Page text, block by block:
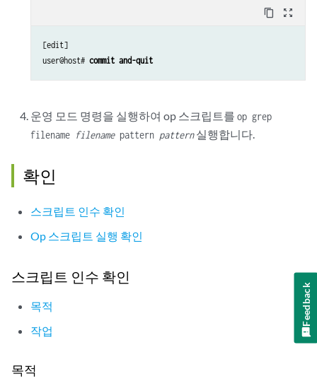
content_copy zoom_out_map
[edit]
user@host# commit and-quit
운영 모드 명령을 실행하여 op 스크립트를op grep
filename filenamepattern pattern실행합니다.
확인
스크립트 인수 확인
Op 스크립트 실행 확인
스크립트 인수 확인
목적
작업
목적
Feedback